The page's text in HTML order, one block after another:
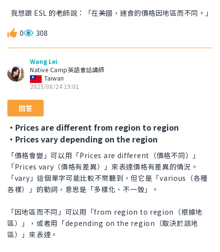
我想跟 ESL 的老師說：「在美國，速食的價格因地區而不同。」
0 308
Wang Lei
Native Camp英語會話講師
Taiwan
2025/06/24 19:01
回答
・Prices are different from region to region
・Prices vary depending on the region
「價格會變」可以用「Prices are different（價格不同）」
「Prices vary（價格有差異）」來表達價格有差異的情況。
「vary」這個單字可能比較不常聽到，但它是「various（各種
各樣）」的動詞，意思是「多樣化、不一致」。
「因地區而不同」可以用「from region to region（根據地
區）」，或者用「depending on the region（取決於該地
區）」來表達。